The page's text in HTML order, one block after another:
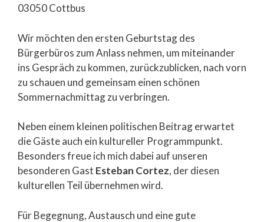
03050 Cottbus
Wir möchten den ersten Geburtstag des
Bürgerbüros zum Anlass nehmen, um miteinander
ins Gespräch zu kommen, zurückzublicken, nach vorn
zu schauen und gemeinsam einen schönen
Sommernachmittag zu verbringen.
Neben einem kleinen politischen Beitrag erwartet
die Gäste auch ein kultureller Programmpunkt.
Besonders freue ich mich dabei auf unseren
besonderen Gast Esteban Cortez, der diesen
kulturellen Teil übernehmen wird.
Für Begegnung, Austausch und eine gute